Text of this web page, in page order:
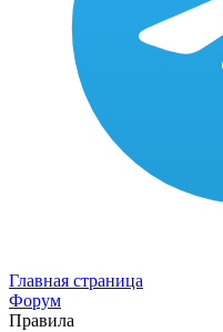
Главная страница
Форум
Правила